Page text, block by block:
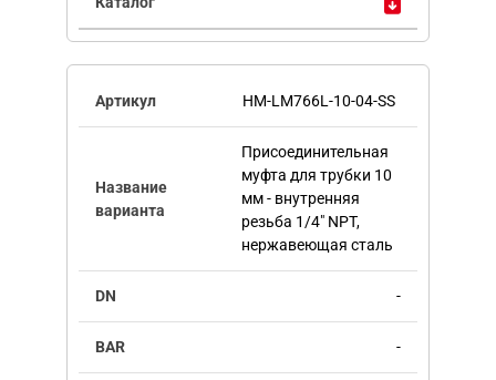
HM-LM766L-10-04-SS
Присоединительная
муфта для трубки 10
мм - внутренняя
резьба 1/4" NPT,
нержавеющая сталь
-
-